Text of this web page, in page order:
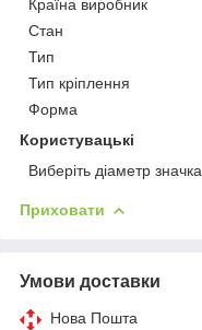
Країна виробник
Стан
Тип
Тип кріплення
Форма
Користувацькі
Виберіть діаметр значка
Приховати
Умови доставки
Нова Пошта